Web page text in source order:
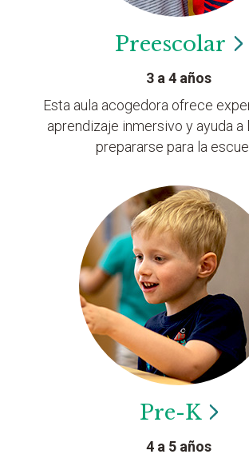
Preescolar
3 a 4 años
Esta aula acogedora ofrece
aprendizaje inmersivo y ayuda a
prepararse para la
Pre-K
4 a 5 años